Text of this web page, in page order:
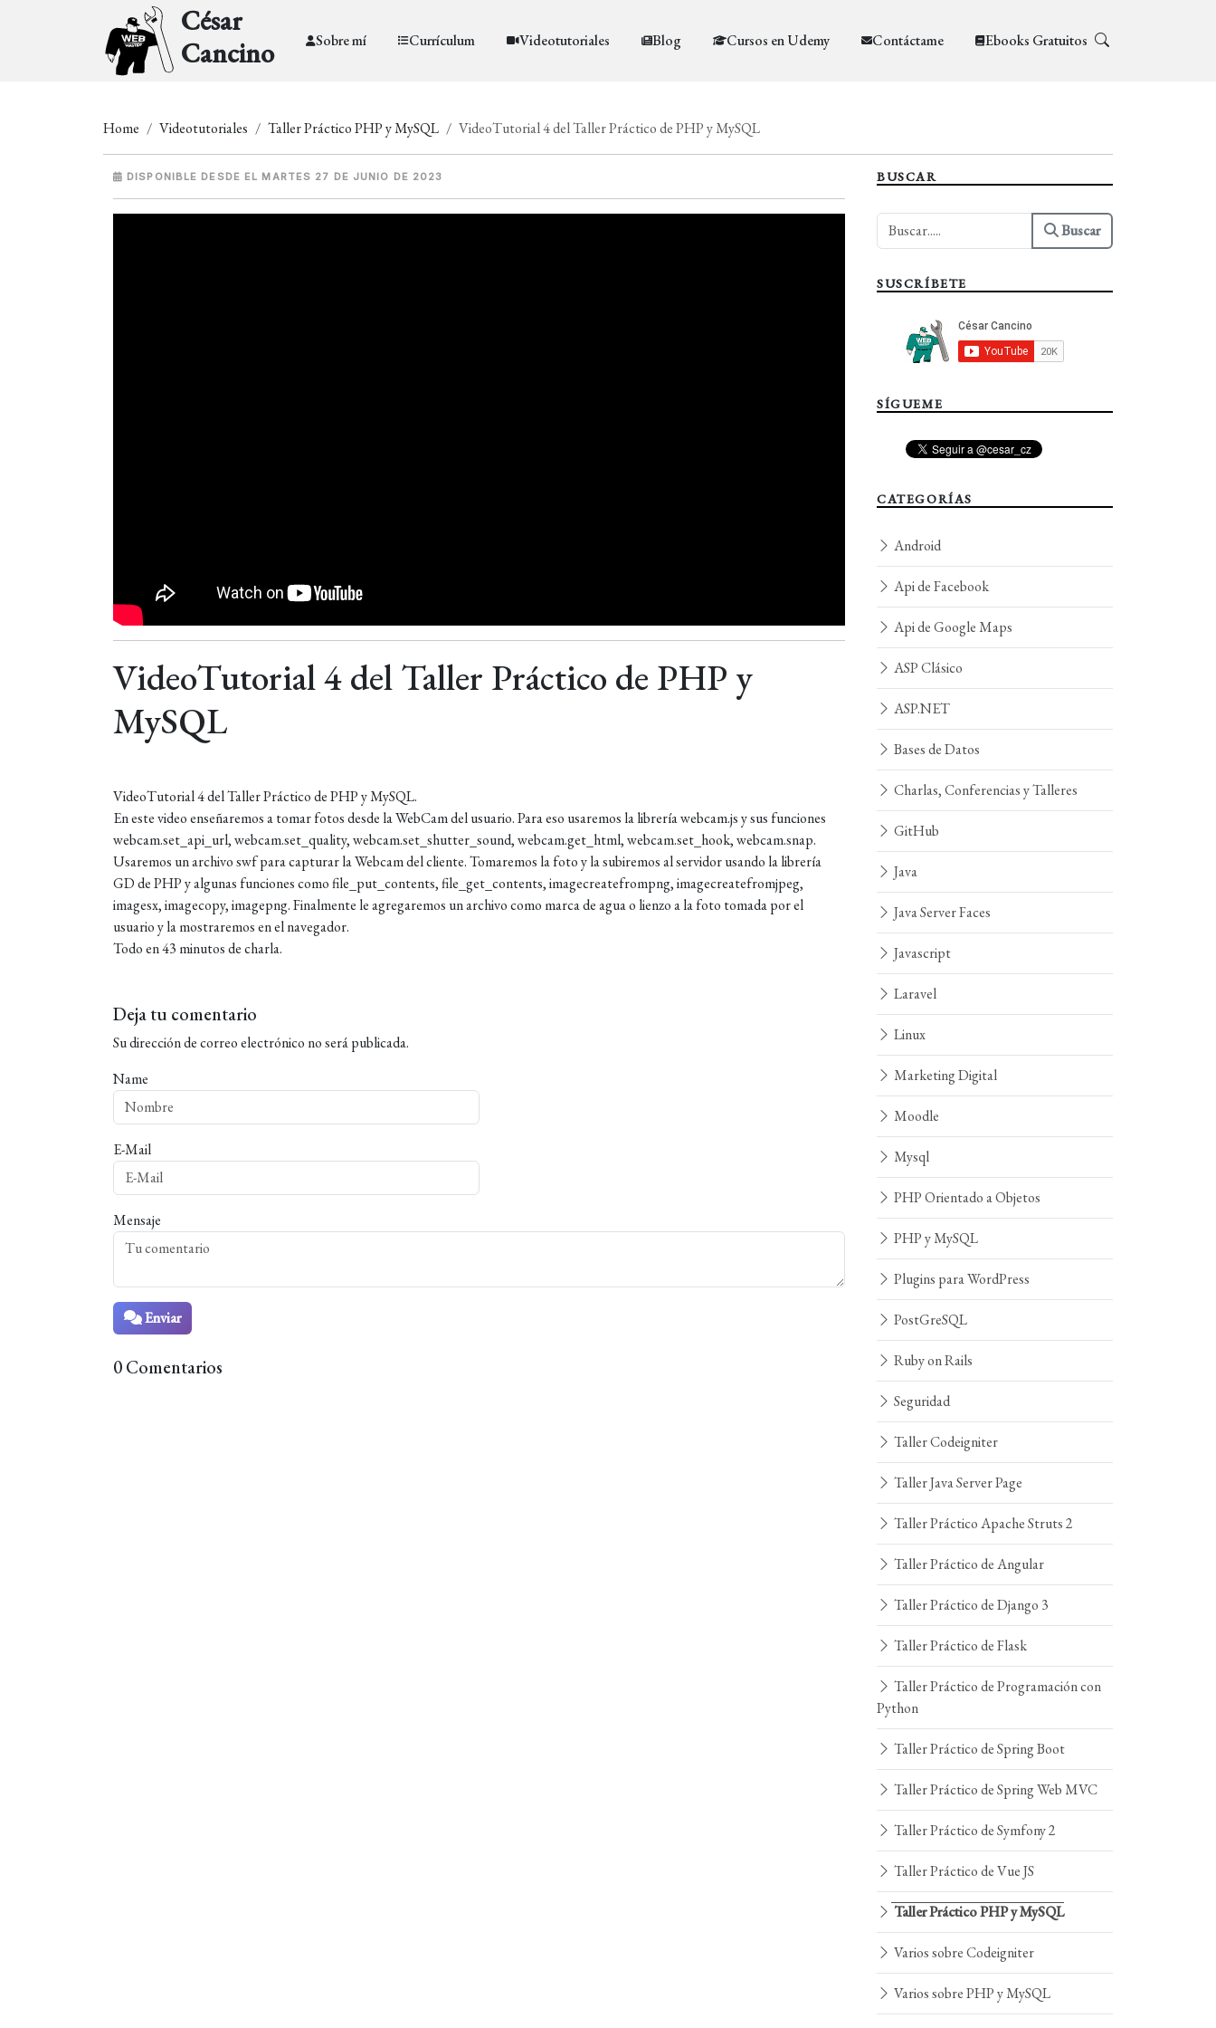
César
Cancino
Sobre mí Currículum Videotutoriales Blog Cursos en Udemy Contáctame Ebooks Gratuitos
Home Videotutoriales Taller Práctico PHP y MySQL VideoTutorial 4 del Taller Práctico de PHP y MySQL
DISPONIBLE DESDE EL MARTES 27 DE JUNIO DE 2023
VideoTutorial 4 del Taller Práctico de PHP y
MySQL
VideoTutorial 4 del Taller Práctico de PHP y MySQL.
En este video enseñaremos a tomar fotos desde la WebCam del usuario. Para eso usaremos la librería webcam.js y sus funciones
webcam.set_api_url, webcam.set_quality, webcam.set_shutter_sound, webcam.get_html, webcam.set_hook, webcam.snap.
Usaremos un archivo swf para capturar la Webcam del cliente. Tomaremos la foto y la subiremos al servidor usando la librería
GD de PHP y algunas funciones como file_put_contents, file_get_contents, imagecreatefrompng, imagecreatefromjpeg,
imagesx, imagecopy, imagepng. Finalmente le agregaremos un archivo como marca de agua o lienzo a la foto tomada por el
usuario y la mostraremos en el navegador.
Todo en 43 minutos de charla.
Deja tu comentario
Su dirección de correo electrónico no será publicada.
Name
E-Mail
Mensaje
Enviar
0 Comentarios
BUSCAR
Buscar
SUSCRÍBETE
SÍGUEME
CATEGORÍAS
Android
Api de Facebook
Api de Google Maps
ASP Clásico
ASP.NET
Bases de Datos
Charlas, Conferencias y Talleres
GitHub
Java
Java Server Faces
Javascript
Laravel
Linux
Marketing Digital
Moodle
Mysql
PHP Orientado a Objetos
PHP y MySQL
Plugins para WordPress
PostGreSQL
Ruby on Rails
Seguridad
Taller Codeigniter
Taller Java Server Page
Taller Práctico Apache Struts 2
Taller Práctico de Angular
Taller Práctico de Django 3
Taller Práctico de Flask
Taller Práctico de Programación con
Python
Taller Práctico de Spring Boot
Taller Práctico de Spring Web MVC
Taller Práctico de Symfony 2
Taller Práctico de Vue JS
Taller Práctico PHP y MySQL
Varios sobre Codeigniter
Varios sobre PHP y MySQL